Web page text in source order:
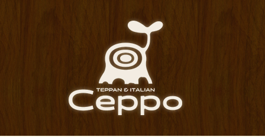
南船場・心斎橋のイタリアン
「Ceppo（チェッポ）」の公式
イタリアン「Ceppo（チェッポ）」。
さまざまなパスタや讃岐オリーブ牛の
ステーキのほか、バルメニューも豊富
にご用意。デートにも一人飲みのお客
様にもぴったりです。